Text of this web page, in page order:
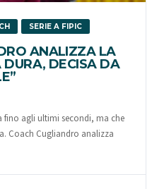
SERIE A FIPIC
ANALIZZA LA
DURA, DECISA DA
fino agli ultimi secondi, ma che
Coach Cugliandro analizza